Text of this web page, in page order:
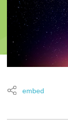
embed